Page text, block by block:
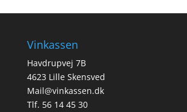
Vinkassen
Havdrupvej 7B
4623 Lille Skensved
Mail@vinkassen.dk
Tlf. 56 14 45 30